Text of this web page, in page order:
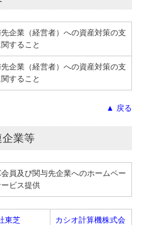
先企業（経営者）への資産対策の支
すること
先企業（経営者）への資産対策の支
すること
▲ 戻る
業等
員及び関与先企業へのホームペー
ービス提供
東芝
カシオ計算機株式会